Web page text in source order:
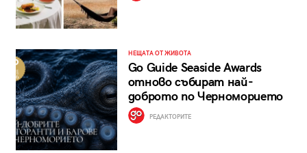
НЕЩАТА ОТ ЖИВОТА
Go Guide Seaside Awards
отново събират най-
доброто по Черноморието
РЕДАКТОРИТЕ